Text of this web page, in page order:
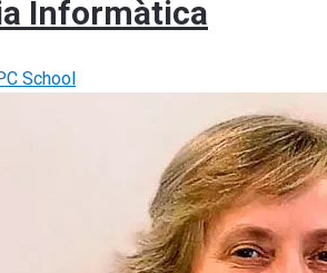
Informàtica
School